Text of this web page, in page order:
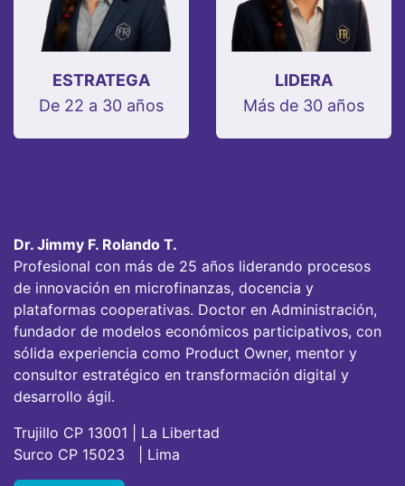
ESTRATEGA
De 22 a 30 años
LIDERA
Más de 30 años
Dr. Jimmy F. Rolando T.
Profesional con más de 25 años liderando procesos
de innovación en microfinanzas, docencia y
plataformas cooperativas. Doctor en Administración,
fundador de modelos económicos participativos, con
sólida experiencia como Product Owner, mentor y
consultor estratégico en transformación digital y
desarrollo ágil.
Trujillo CP 13001 | La Libertad
Surco CP 15023 | Lima